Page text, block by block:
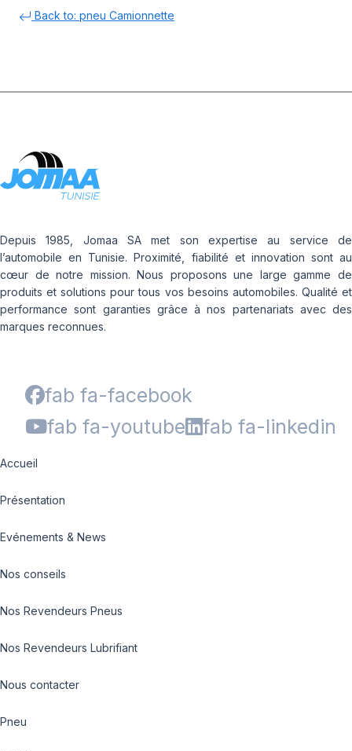
Back to: pneu Camionnette
Depuis 1985, Jomaa SA met son expertise au service de
l’automobile en Tunisie. Proximité, fiabilité et innovation sont au
cœur de notre mission. Nous proposons une large gamme de
produits et solutions pour tous vos besoins automobiles. Qualité et
performance sont garanties grâce à nos partenariats avec des
marques reconnues.
fab fa-facebook
fab fa-youtube
fab fa-linkedin
Accueil
Présentation
Evénements & News
Nos conseils
Nos Revendeurs Pneus
Nos Revendeurs Lubrifiant
Nous contacter
Pneu